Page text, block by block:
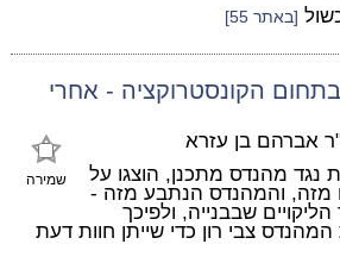
[באתר 55]
הקונסטרוקציה - אחרי
שמירה
אברהם בן עזרא
נגד מהנדס מתכנן, הוצגו על
מזה, והמהנדס הנתבע מזה -
שבבנייה, ולפיכך
צבי רון כדי שייתן חוות דעת